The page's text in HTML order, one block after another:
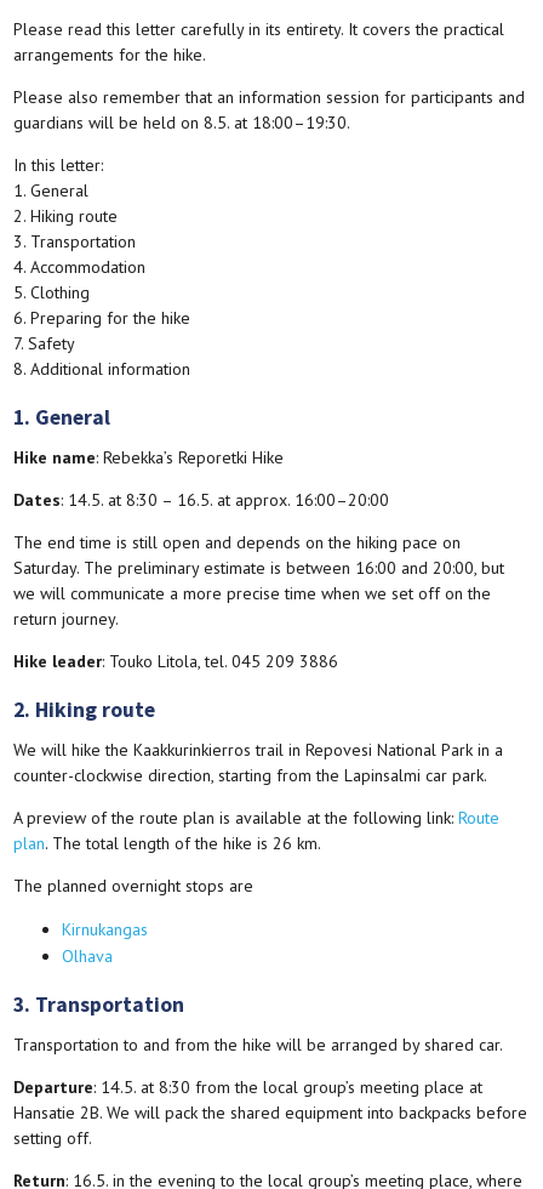
Please read this letter carefully in its entirety. It covers the practical
arrangements for the hike.
Please also remember that an information session for participants and
guardians will be held on 8.5. at 18:00–19:30.
In this letter:
1. General
2. Hiking route
3. Transportation
4. Accommodation
5. Clothing
6. Preparing for the hike
7. Safety
8. Additional information
1. General
Hike name: Rebekka’s Reporetki Hike
Dates: 14.5. at 8:30 – 16.5. at approx. 16:00–20:00
The end time is still open and depends on the hiking pace on
Saturday. The preliminary estimate is between 16:00 and 20:00, but
we will communicate a more precise time when we set off on the
return journey.
Hike leader: Touko Litola, tel. 045 209 3886
2. Hiking route
We will hike the Kaakkurinkierros trail in Repovesi National Park in a
counter-clockwise direction, starting from the Lapinsalmi car park.
A preview of the route plan is available at the following link:Route
plan. The total length of the hike is 26 km.
The planned overnight stops are
Kirnukangas
Olhava
3. Transportation
Transportation to and from the hike will be arranged by shared car.
Departure: 14.5. at 8:30 from the local group’s meeting place at
Hansatie 2B. We will pack the shared equipment into backpacks before
setting off.
Return: 16.5. in the evening to the local group’s meeting place, where